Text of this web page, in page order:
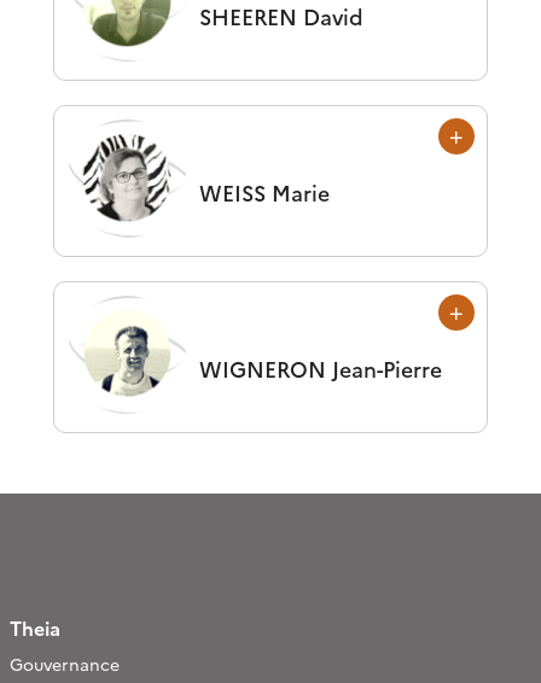
SHEEREN David
WEISS Marie
WIGNERON Jean-Pierre
Theia
Gouvernance